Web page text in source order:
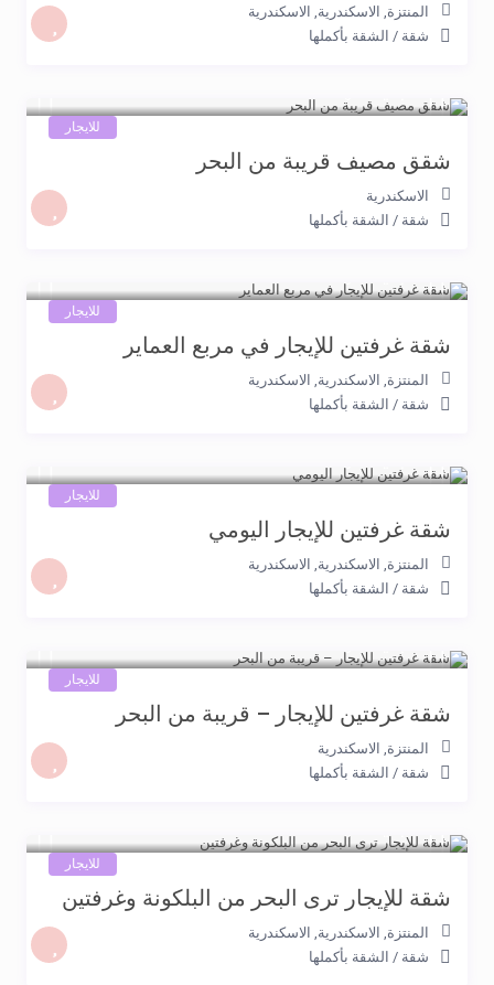
المنتزة, الاسكندرية, الاسكندرية
شقة / الشقة بأكملها
للايجار
شقق مصيف قريبة من البحر
الاسكندرية
شقة / الشقة بأكملها
للايجار
شقة غرفتين للإيجار في مربع العماير
المنتزة, الاسكندرية, الاسكندرية
شقة / الشقة بأكملها
للايجار
شقة غرفتين للإيجار اليومي
المنتزة, الاسكندرية, الاسكندرية
شقة / الشقة بأكملها
للايجار
شقة غرفتين للإيجار – قريبة من البحر
المنتزة, الاسكندرية
شقة / الشقة بأكملها
للايجار
شقة للإيجار ترى البحر من البلكونة وغرفتين
المنتزة, الاسكندرية, الاسكندرية
شقة / الشقة بأكملها